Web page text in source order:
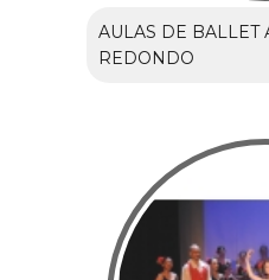
AULAS DE BALLET
REDONDO